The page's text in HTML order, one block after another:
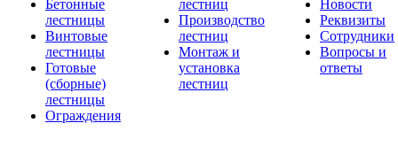
Бетонные
лестницы
Винтовые
лестницы
Готовые
(сборные)
лестницы
Ограждения
лестниц
Производство
лестниц
Монтаж и
установка
лестниц
Новости
Реквизиты
Сотрудники
Вопросы и
ответы